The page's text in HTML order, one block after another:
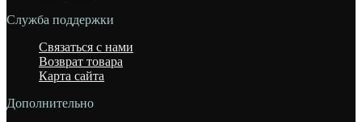
Служба поддержки
Связаться с нами
Возврат товара
Карта сайта
Дополнительно